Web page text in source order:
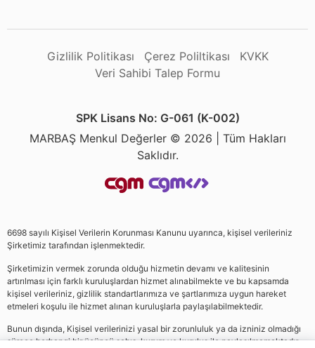
Gizlilik Politikası Çerez Poliltikası
KVKK
Veri Sahibi Talep Formu
SPK Lisans No: G-061 (K-002)
MARBAŞ Menkul Değerler © 2026 | Tüm Hakları
Saklıdır.
6698 sayılı Kişisel Verilerin Korunması Kanunu uyarınca, kişisel verileriniz
Şirketimiz tarafından işlenmektedir.
Şirketimizin vermek zorunda olduğu hizmetin devamı ve kalitesinin
artırılması için farklı kuruluşlardan hizmet alınabilmekte ve bu kapsamda
kişisel verileriniz, gizlilik standartlarımıza ve şartlarımıza uygun hareket
etmeleri koşulu ile hizmet alınan kuruluşlarla paylaşılabilmektedir.
Bunun dışında, Kişisel verilerinizi yasal bir zorunluluk ya da izniniz olmadığı
sürece herhangi bir üçüncü şahıs, kurum ve kuruluş ile paylaşılmamaktadır.